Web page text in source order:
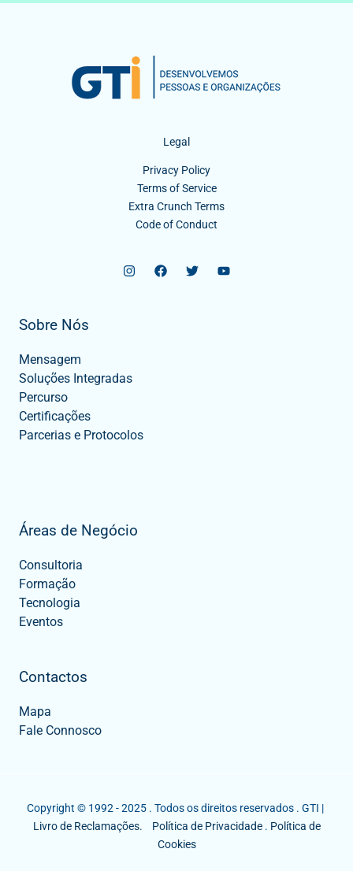
Legal
Privacy Policy
Terms of Service
Extra Crunch Terms
Code of Conduct
Sobre Nós
Mensagem
Soluções Integradas
Percurso
Certificações
Parcerias e Protocolos
Áreas de Negócio
Consultoria
Formação
Tecnologia
Eventos
Contactos
Mapa
Fale Connosco
Copyright © 1992 - 2025 . Todos os direitos reservados . GTI |
Livro de Reclamações.
Política de Privacidade. Política de
Cookies